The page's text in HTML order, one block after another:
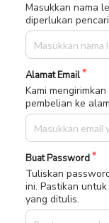
Masukkan nama
diperlukan
Alamat Email
Kami
pembelian ke
Buat Password
Tuliskan
ini. Pastikan
yang ditulis.